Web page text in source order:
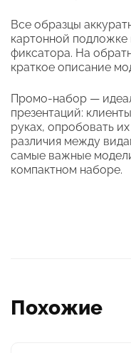
Все образцы
картонной
фиксатора. На
краткое описание
Промо-набор —
презентаций:
руках, опробовать
различия между
самые важные
компактном наборе.
Похожие